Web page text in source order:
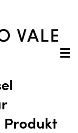
Produkt